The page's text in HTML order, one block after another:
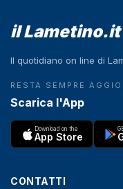
il Lametino.it
Il quotidiano on line di
RESTA SEMPRE
Scarica l'App
Download on the
App Store
CONTATTI